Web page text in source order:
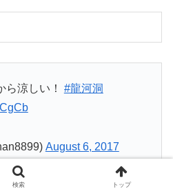
ら涼しい！ #龍河洞
August 6, 2017
検索 トップ